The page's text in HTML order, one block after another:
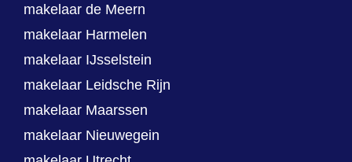
makelaar de Meern
makelaar Harmelen
makelaar IJsselstein
makelaar Leidsche Rijn
makelaar Maarssen
makelaar Nieuwegein